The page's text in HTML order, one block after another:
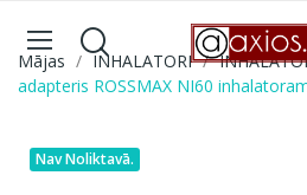
Mājas INHALATORI
adapteris ROSSMAX NI60
Nav Noliktavā.